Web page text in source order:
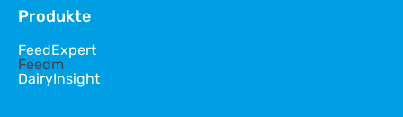
Produkte
FeedExpert
Feedm
DairyInsight